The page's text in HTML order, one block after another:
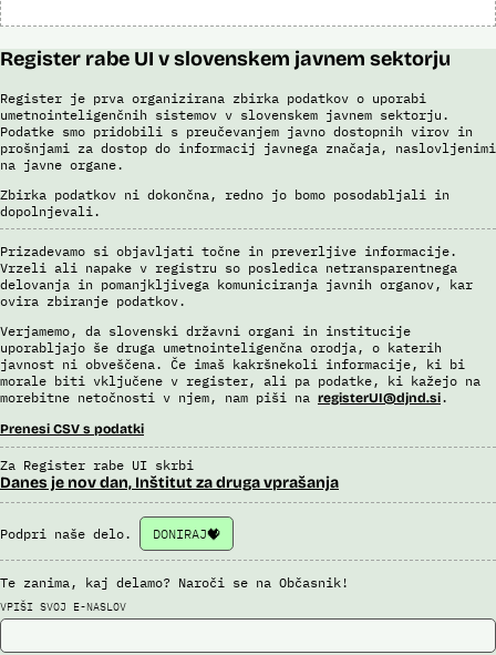
predstavljajo specifične potovalne vzorce storilcev terorističnih in
omogočajo usmerjeno delo policije in drugih pristojnih organov na
na utemeljene razloge v posamičnem primeru posreduje podatke
potnikov, prijavljenih na let, oziroma podatke potnikov iz sistema
rezervacij letalskih vozovnic oziroma rezultate njihove obdelave
drugim enotam policije.
pri avtomatizirani obdelavi podatkov ter varnostna tveganja
posamično pregledajo še z neavtomatiziranimi sredstvi.
Sistem uporablja sledeče vire podatkov: Evidenca potnikov,
prijavljenih na let, Evidenca potnikov iz sistema rezervacij letalskih
vozovnic, Evidence policije, Schengenskega informacijskega sistema,
Interpola.
Viri:
Brošura 60 let informacijsko telekomunikacijskega sistema policije
Odgovor na zahtevek za informacije javnega značaja
Register rabe UI v slovenskem javnem sektorju
Register je prva organizirana zbirka podatkov o uporabi
umetnointeligenčnih sistemov v slovenskem javnem sektorju.
Podatke smo pridobili s preučevanjem javno dostopnih virov in
prošnjami za dostop do informacij javnega značaja, naslovljenimi
na javne organe.
Zbirka podatkov ni dokončna, redno jo bomo posodabljali in
dopolnjevali.
Prizadevamo si objavljati točne in preverljive informacije.
Vrzeli ali napake v registru so posledica netransparentnega
delovanja in pomanjkljivega komuniciranja javnih organov, kar
ovira zbiranje podatkov.
Verjamemo, da slovenski državni organi in institucije
uporabljajo še druga umetnointeligenčna orodja, o katerih
javnost ni obveščena. Če imaš kakršnekoli informacije, ki bi
morale biti vključene v register, ali pa podatke, ki kažejo na
morebitne netočnosti v njem, nam piši na registerUI@djnd.si.
Prenesi CSV s podatki
Za Register rabe UI skrbi
Danes je nov dan, Inštitut za druga vprašanja
Podpri naše delo. DONIRAJ
Te zanima, kaj delamo? Naroči se na Občasnik!
VPIŠI SVOJ E-NASLOV